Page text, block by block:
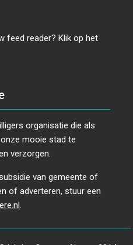
feed reader? Klik op het
organisatie die als
mooie stad te
verzorgen.
van gemeente of
of adverteren, stuur een
.